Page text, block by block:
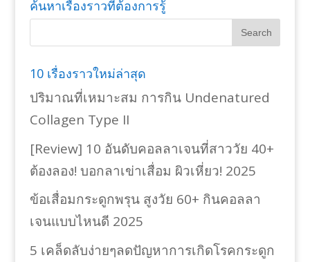
ค้นหาเรื่องราวที่ต้องการรู้
10 เรื่องราวใหม่ล่าสุด
ปริมาณที่เหมาะสม การกิน Undenatured
Collagen Type II
[Review] 10 อันดับคอลลาเจนที่สาววัย 40+
ต้องลอง! บอกลาเข่าเสื่อม ผิวเหี่ยว! 2025
ข้อเสื่อมกระดูกพรุน สูงวัย 60+ กินคอลลา
เจนแบบไหนดี 2025
5 เคล็ดลับง่ายๆลดปัญหาการเกิดโรคกระดูก